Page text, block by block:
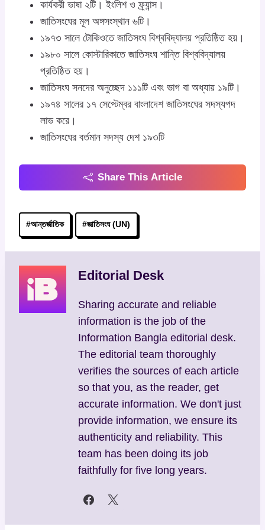
কার্যকরী ভাষা ২টি। ইংলিশ ও ফ্র্যান্স।
জাতিসংঘের মূল অঙ্গসংস্থান ৬টি।
১৯৭৩ সালে টোকিওতে জাতিসংঘ বিশ্ববিদ্যালয় প্রতিষ্ঠিত হয়।
১৯৮০ সালে কোস্টারিকাতে জাতিসংঘ শান্তি বিশ্ববিদ্যালয়
প্রতিষ্ঠিত হয়।
জাতিসংঘ সনদের অনুচ্ছেদ ১১১টি এবং ভাগ বা অধ্যায় ১৯টি।
১৯৭৪ সালের ১৭ সেপ্টেম্বর বাংলাদেশ জাতিসংঘের সদস্যপদ
লাভ করে।
জাতিসংঘের বর্তমান সদস্য দেশ ১৯৩টি
Share This Article
Post
Tags:
#আন্তর্জাতিক #জাতিসংঘ (UN)
Editorial Desk
Sharing accurate and reliable
information is the job of the
Information Bangla editorial desk.
The editorial team thoroughly
verifies the sources of each article
so that you, as the reader, get
accurate information. We don't just
provide information, we ensure its
authenticity and reliability. This
team has been doing its job
faithfully for five long years.